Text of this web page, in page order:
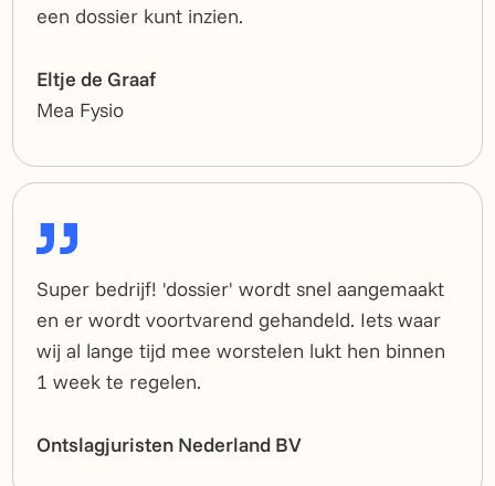
een dossier kunt inzien.
Eltje de Graaf
Mea Fysio
Super bedrijf! 'dossier' wordt snel aangemaakt
en er wordt voortvarend gehandeld. Iets waar
wij al lange tijd mee worstelen lukt hen binnen
1 week te regelen.
Ontslagjuristen Nederland BV